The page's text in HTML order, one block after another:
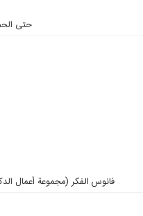
حتی
فانوس الفكر (مجموعة أعمال